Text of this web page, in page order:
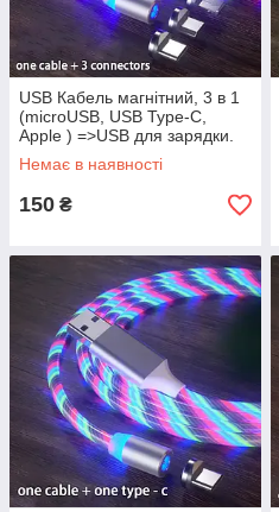
USB Кабель магнітний, 3 в 1
(microUSB, USB Type-C,
Apple ) =>USB для зарядки.
Magnetic. Світиться
Мультіколор
Немає в наявності
150 ₴